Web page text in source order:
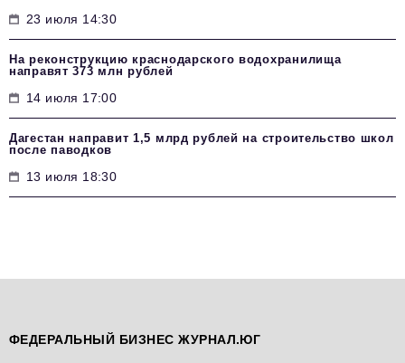
23 июля 14:30
На реконструкцию краснодарского водохранилища
направят 373 млн рублей
14 июля 17:00
Дагестан направит 1,5 млрд рублей на строительство школ
после паводков
13 июля 18:30
ФЕДЕРАЛЬНЫЙ БИЗНЕС ЖУРНАЛ.ЮГ